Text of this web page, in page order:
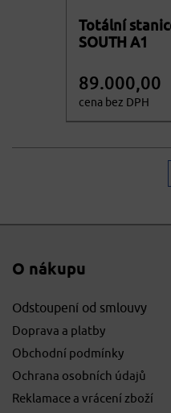
Totální
SOUTH A1
89.000,00
cena bez DPH
O nákupu
Odstoupení od smlouvy
Doprava a platby
Obchodní podmínky
Ochrana osobních údajů
Reklamace a vrácení zboží